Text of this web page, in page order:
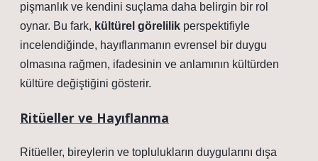
pişmanlık ve kendini suçlama daha belirgin bir rol
oynar. Bu fark, kültürel görelilik perspektifiyle
incelendiğinde, hayıflanmanın evrensel bir duygu
olmasına rağmen, ifadesinin ve anlamının kültürden
kültüre değiştiğini gösterir.
Ritüeller ve Hayıflanma
Ritüeller, bireylerin ve toplulukların duygularını dışa